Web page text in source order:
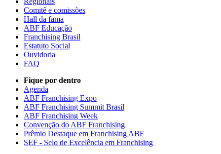
Comitê e comissões
Hall da fama
ABF Educação
Franchising Brasil
Estatuto Social
Ouvidoria
FAQ
Fique por dentro
Agenda
ABF Franchising Expo
ABF Franchising Summit Brasil
ABF Franchising Week
Convenção do ABF Franchising
Prêmio Destaque em Franchising ABF
SEF - Selo de Excelência em Franchising